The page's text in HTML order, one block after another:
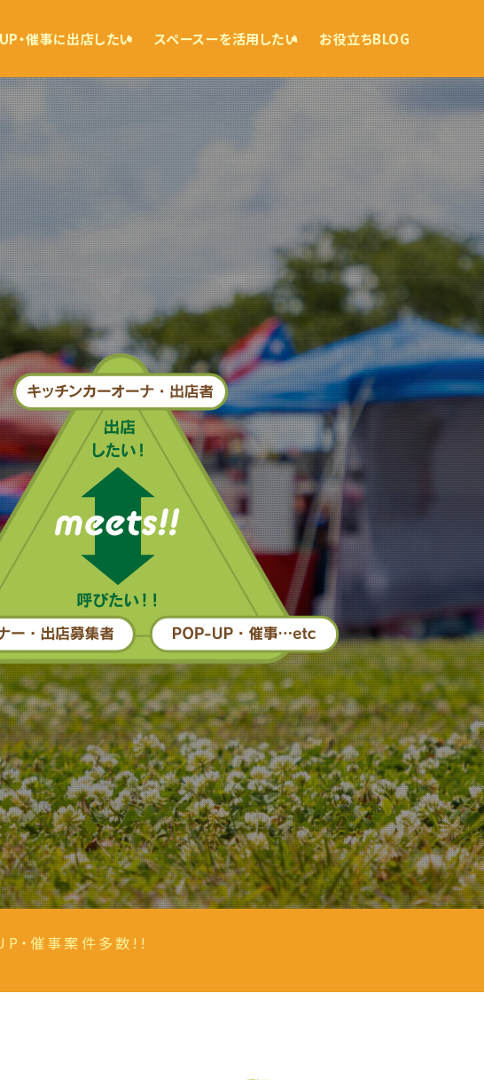
・催事に出店したい スペースーを活用したい お役立ちBLOG
・催事案件多数!!